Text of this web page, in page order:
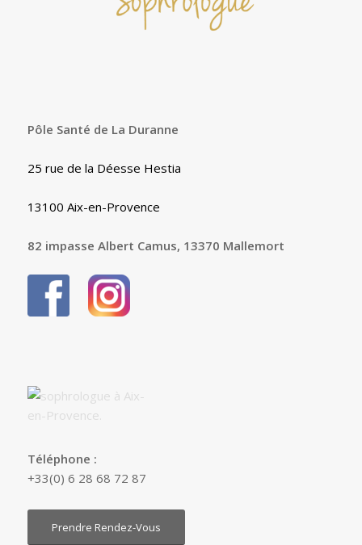
Pôle Santé de La Duranne
25 rue de la Déesse Hestia
13100 Aix-en-Provence
82 impasse Albert Camus, 13370 Mallemort
Téléphone :
+33(0) 6 28 68 72 87
Prendre Rendez-Vous